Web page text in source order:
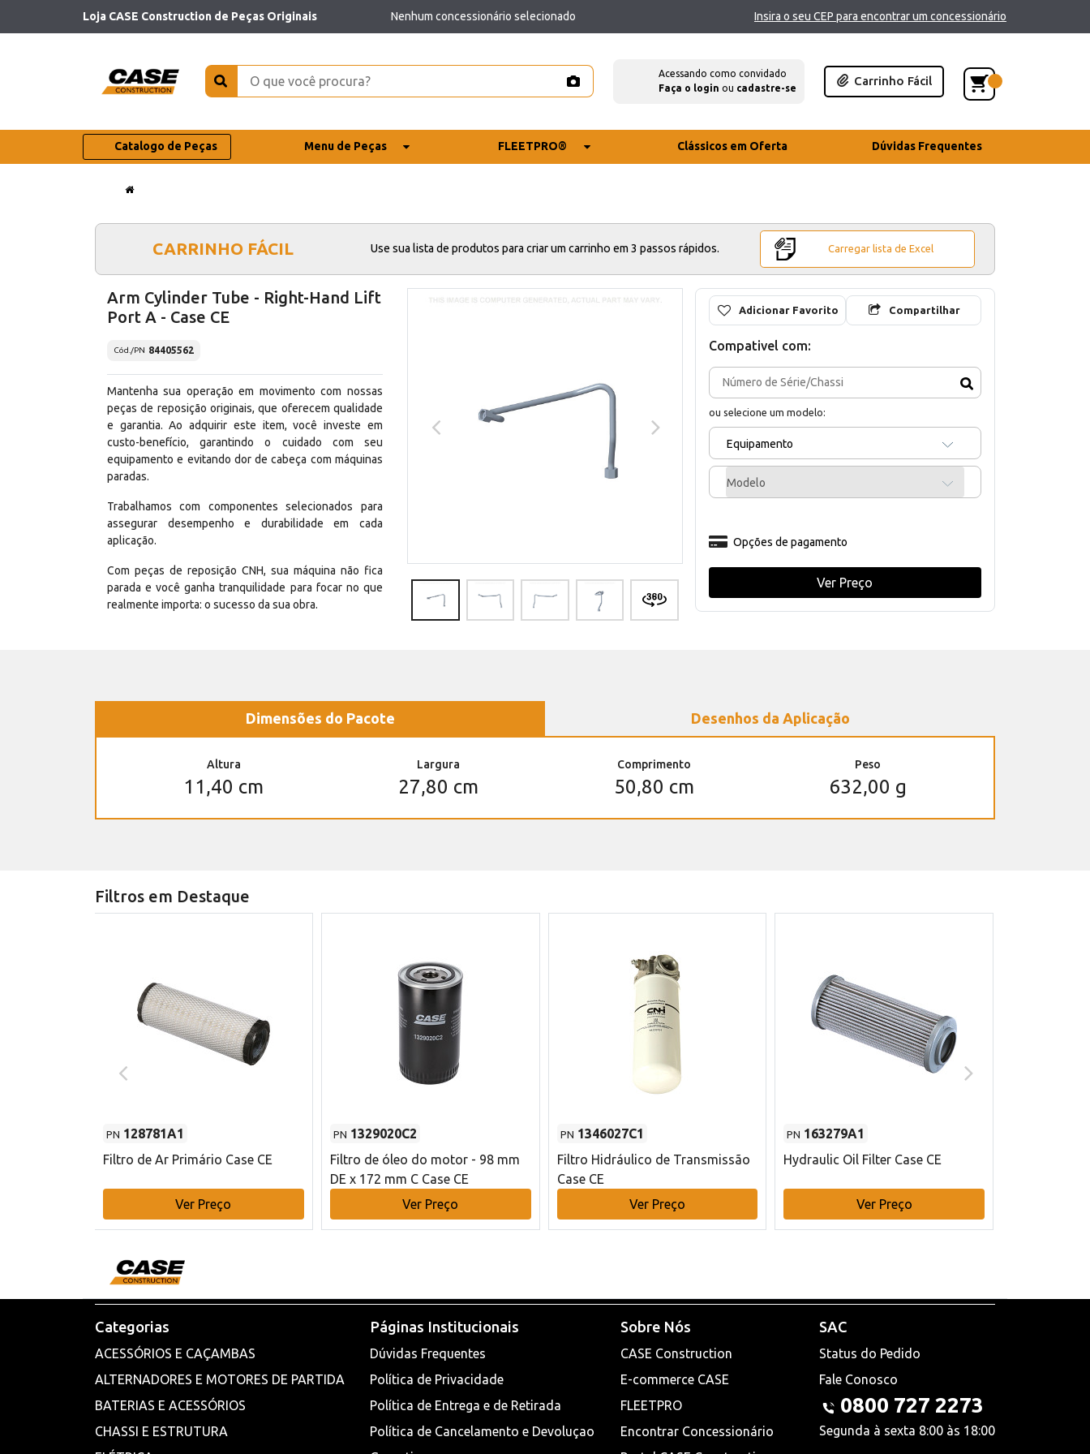
Loja CASE Construction de Peças Originais Nenhum concessionário selecionado Insira o seu CEP para encontrar um concessionário
Acessando como convidado
Faça o login ou cadastre-se
Carrinho Fácil
Catalogo de Peças Menu de Peças FLEETPRO® Clássicos em Oferta Dúvidas Frequentes
CARRINHO FÁCIL Use sua lista de produtos para criar um carrinho em 3 passos rápidos. Carregar lista de Excel
Arm Cylinder Tube - Right-Hand Lift
Port A - Case CE
Cód./PN 84405562
Mantenha sua operação em movimento com nossas
peças de reposição originais, que oferecem qualidade
e garantia. Ao adquirir este item, você investe em
custo-benefício, garantindo o cuidado com seu
equipamento e evitando dor de cabeça com máquinas
paradas.
Trabalhamos com componentes selecionados para
assegurar desempenho e durabilidade em cada
aplicação.
Com peças de reposição CNH, sua máquina não fica
parada e você ganha tranquilidade para focar no que
realmente importa: o sucesso da sua obra.
Adicionar Favorito Compartilhar
Compativel com:
ou selecione um modelo:
Equipamento
Modelo
Opções de pagamento
Ver Preço
Dimensões do Pacote Desenhos da Aplicação
Altura
11,40 cm
Largura
27,80 cm
Comprimento
50,80 cm
Peso
632,00 g
Filtros em Destaque
PN 128781A1
Filtro de Ar Primário Case CE
Ver Preço
PN 1329020C2
Filtro de óleo do motor - 98 mm
DE x 172 mm C Case CE
Ver Preço
PN 1346027C1
Filtro Hidráulico de Transmissão
Case CE
Ver Preço
PN 163279A1
Hydraulic Oil Filter Case CE
Ver Preço
Categorias
ACESSÓRIOS E CAÇAMBAS
ALTERNADORES E MOTORES DE PARTIDA
BATERIAS E ACESSÓRIOS
CHASSI E ESTRUTURA
Páginas Institucionais
Dúvidas Frequentes
Política de Privacidade
Política de Entrega e de Retirada
Política de Cancelamento e Devoluçao
Sobre Nós
CASE Construction
E-commerce CASE
FLEETPRO
Encontrar Concessionário
SAC
Status do Pedido
Fale Conosco
0800 727 2273
Segunda à sexta 8:00 às 18:00